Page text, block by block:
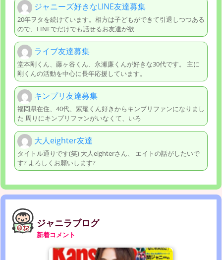
ジャニーズ好きなLINE友達募集
20年ヲタを続けています。相方は子どもができて引退しつつある
ので、LINEでだけでも話せるお友達が欲
ライブ友達募集
堂本剛くん、藤ヶ谷くん、永瀬廉くんが好きな30代です。 主に
剛くんの活動を中心に長年応援しています。
キンプリ友達募集
福岡県在住、40代、紫耀くん好きからキンプリファンになりまし
た 周りにキンプリファンがいなくて、いろ
大人eighter友達
タイトル通りです(笑) 大人eighterさん、 エイトの話がしたいで
す? よろしくお願いします?
ジャニラブログ
新着コメント